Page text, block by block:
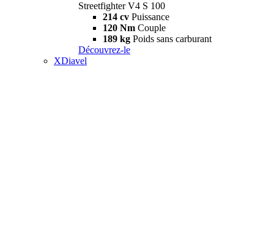
Streetfighter V4 S 100
214 cv Puissance
120 Nm Couple
189 kg Poids sans carburant
Découvrez-le
XDiavel